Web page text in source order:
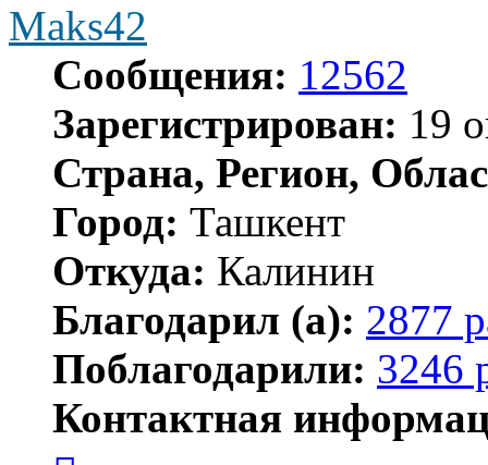
Maks42
Сообщения: 12562
Зарегистрирован: 19
Страна, Регион,
Город: Ташкент
Откуда: Калинин
Благодарил (а): 2877
Поблагодарили: 3246
Контактная